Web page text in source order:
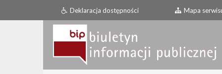
Deklaracja dostępności Mapa